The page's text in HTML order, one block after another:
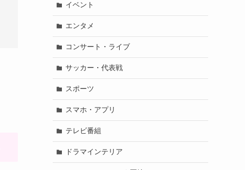
イベント
エンタメ
コンサート・ライブ
サッカー・代表戦
スポーツ
スマホ・アプリ
テレビ番組
ドラマインテリア